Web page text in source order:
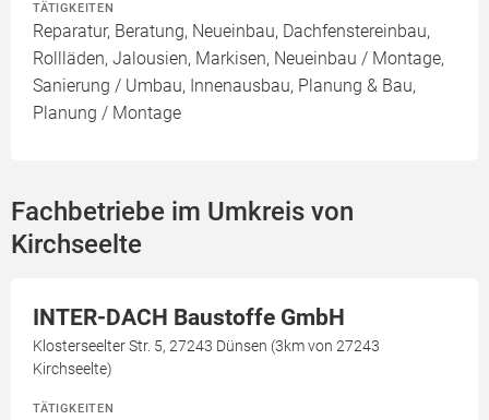
TÄTIGKEITEN
Reparatur, Beratung, Neueinbau, Dachfenstereinbau,
Rollläden, Jalousien, Markisen, Neueinbau / Montage,
Sanierung / Umbau, Innenausbau, Planung & Bau,
Planung / Montage
Fachbetriebe im Umkreis von
Kirchseelte
INTER-DACH Baustoffe GmbH
Klosterseelter Str. 5, 27243 Dünsen (3km von 27243
Kirchseelte)
TÄTIGKEITEN